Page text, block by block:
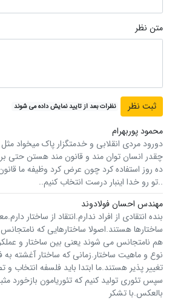
متن نظر
نظرات بعد از تایید نمایش داده می شوند
محمود پوربهرام
دورود مردی انقلابی و خدمتگزار پاک میخواد
چقدر انسان توان مند و قانون مند هستن حتی
ده روز استفاده کرد چون عرض کرد وظیفه ما
..تو رو خدا اینبار درست انتخاب کنیم..
مهندس احسان فولادوند
بنده انتقادی از افراد ندارم.انتقاد از ساختار
ساختارها هستند.اصولا ساختارهایی که
هم نامتجانس می شوند یعنی بین ساختار و
نوع و ماهیت ساختار.زمانی که ساختار آغشته به
تغییر پذیر هستند.ما ابتدا باید فلسفه انتخاب
سپس تئوری تولید کنیم که تئوریامون بازخورد
بالعکس.با تشکر